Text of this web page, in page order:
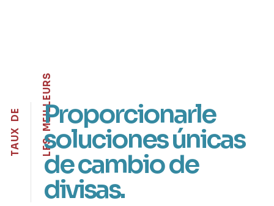
L
E
S
M
E
I
L
L
E
U
R
S
T
A
U
X
D
E Proporcionarle
soluciones únicas
de cambio de
divisas.